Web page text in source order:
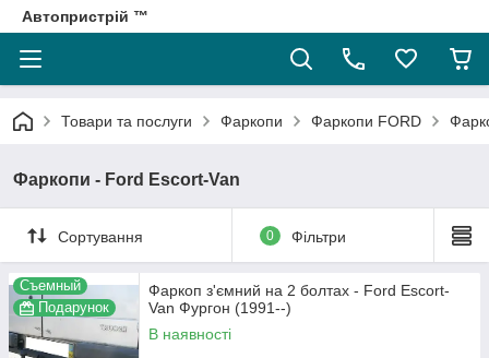
Автопристрій ™
Товари та послуги Фаркопи Фаркопи FORD
Фаркопи - Ford Escort-Van
Сортування 0 Фільтри
Съемный
Подарунок
Фаркоп з'ємний на 2 болтах - Ford Escort-
Van Фургон (1991--)
В наявності